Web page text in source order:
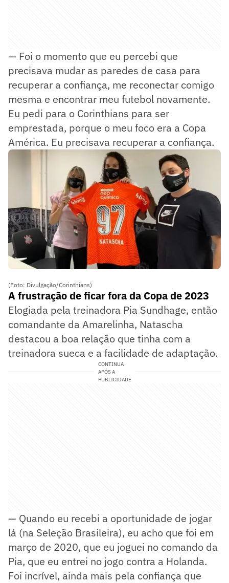
— Foi o momento que eu percebi que
precisava mudar as paredes de casa para
recuperar a confiança, me reconectar comigo
mesma e encontrar meu futebol novamente.
Eu pedi para o Corinthians para ser
emprestada, porque o meu foco era a Copa
América. Eu precisava recuperar a confiança.
(Foto: Divulgação/Corinthians)
A frustração de ficar fora da Copa de 2023
Elogiada pela treinadora Pia Sundhage, então
comandante da Amarelinha, Natascha
destacou a boa relação que tinha com a
treinadora sueca e a facilidade de adaptação.
CONTINUA
APÓS A
PUBLICIDADE
— Quando eu recebi a oportunidade de jogar
lá (na Seleção Brasileira), eu acho que foi em
março de 2020, que eu joguei no comando da
Pia, que eu entrei no jogo contra a Holanda.
Foi incrível, ainda mais pela confiança que